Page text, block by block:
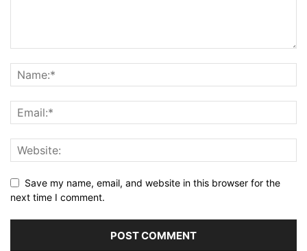
Save my name, email, and website in this browser for the
next time I comment.